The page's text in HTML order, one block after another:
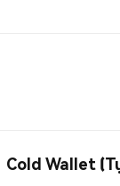
Cold Wallet